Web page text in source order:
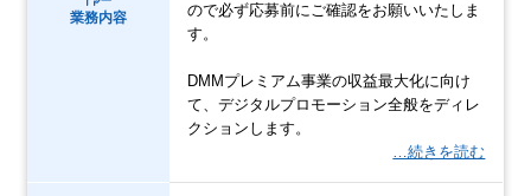
業務内容
ので必ず応募前にご確認をお願いいたしま
す。
DMMプレミアム事業の収益最大化に向け
て、デジタルプロモーション全般をディレ
クションします。
…続きを読む